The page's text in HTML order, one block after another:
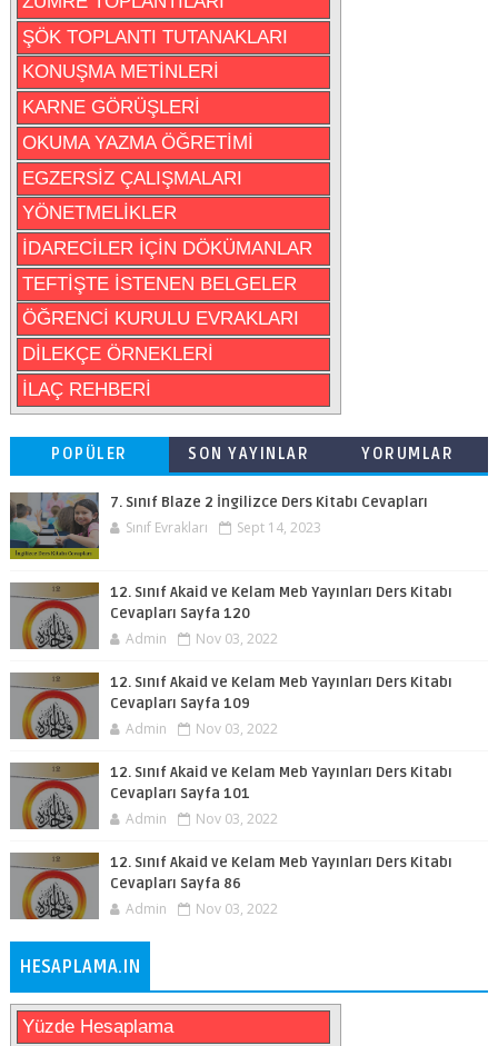
ŞÖK TOPLANTI TUTANAKLARI
KONUŞMA METİNLERİ
KARNE GÖRÜŞLERİ
OKUMA YAZMA ÖĞRETİMİ
EGZERSİZ ÇALIŞMALARI
YÖNETMELİKLER
İDARECİLER İÇİN DÖKÜMANLAR
TEFTİŞTE İSTENEN BELGELER
ÖĞRENCİ KURULU EVRAKLARI
DİLEKÇE ÖRNEKLERİ
İLAÇ REHBERİ
POPÜLER SON YAYINLAR YORUMLAR
7. Sınıf Blaze 2 İngilizce Ders Kitabı Cevapları
Sınıf Evrakları Sept 14, 2023
12. Sınıf Akaid ve Kelam Meb Yayınları Ders Kitabı
Cevapları Sayfa 120
Admin Nov 03, 2022
12. Sınıf Akaid ve Kelam Meb Yayınları Ders Kitabı
Cevapları Sayfa 109
Admin Nov 03, 2022
12. Sınıf Akaid ve Kelam Meb Yayınları Ders Kitabı
Cevapları Sayfa 101
Admin Nov 03, 2022
12. Sınıf Akaid ve Kelam Meb Yayınları Ders Kitabı
Cevapları Sayfa 86
Admin Nov 03, 2022
HESAPLAMA.IN
Yüzde Hesaplama